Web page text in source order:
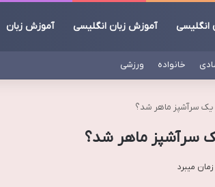
انگلیسی آموزش زبان انگلیسی آموزش زبان
خانواده ورزشی
یک سرآشپز ماهر شد؟
یک سرآشپز ماهر شد؟